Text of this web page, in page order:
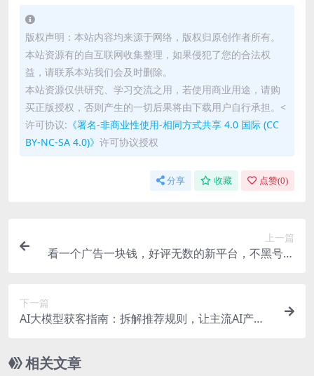
版权声明：本站内容均来源于网络，版权归原创作者所有。
本站资源有的自互联网收集整理，如果侵犯了您的合法权
益，请联系本站我们会及时删除。
本站资源仅供研究、学习交流之用，若使用商业用途，请购
买正版授权，否则产生的一切后果将由下载用户自行承担。<
许可协议: 《署名-非商业性使用-相同方式共享 4.0 国际 (CC
BY-NC-SA 4.0)》 许可协议授权
分享 收藏 点赞(0)
上一篇
看一个广告一块钱，好评无数的新平台，不黑号，
下一篇
AI大模型获客指南：拆解推荐规则，让主流AI产品
相关文章